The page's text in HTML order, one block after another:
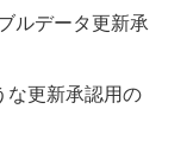
ルデータ更新承
な更新承認用の